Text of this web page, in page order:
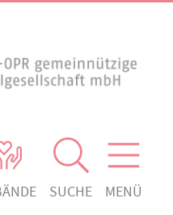
SUCHE MENÜ